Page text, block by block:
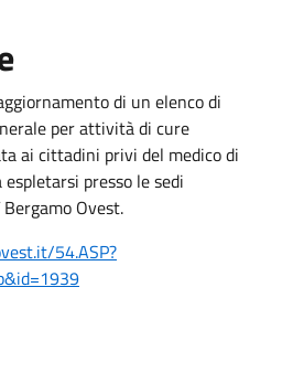
di un elenco di
per attività di cure
ai cittadini privi del medico di
presso le sedi
Ovest.
54.ASP?